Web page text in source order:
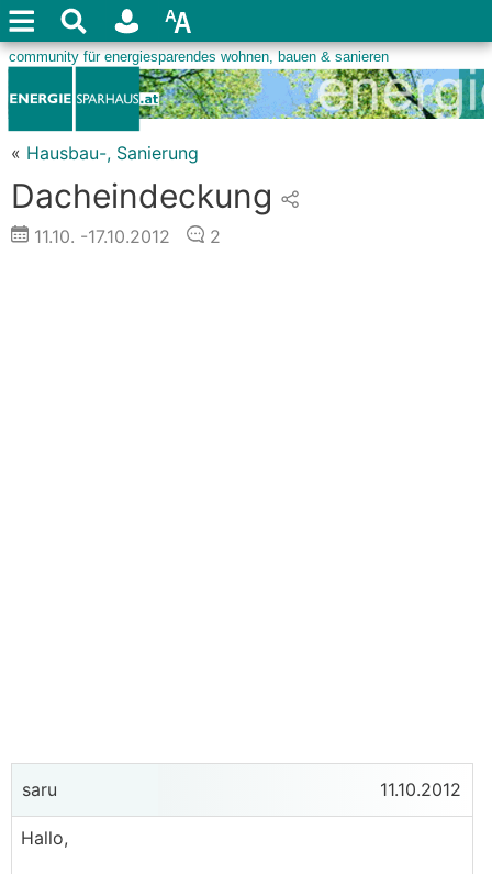
« Hausbau-, Sanierung
Dacheindeckung
11.10. -17.10.2012 2
saru 11.10.2012
Hallo,